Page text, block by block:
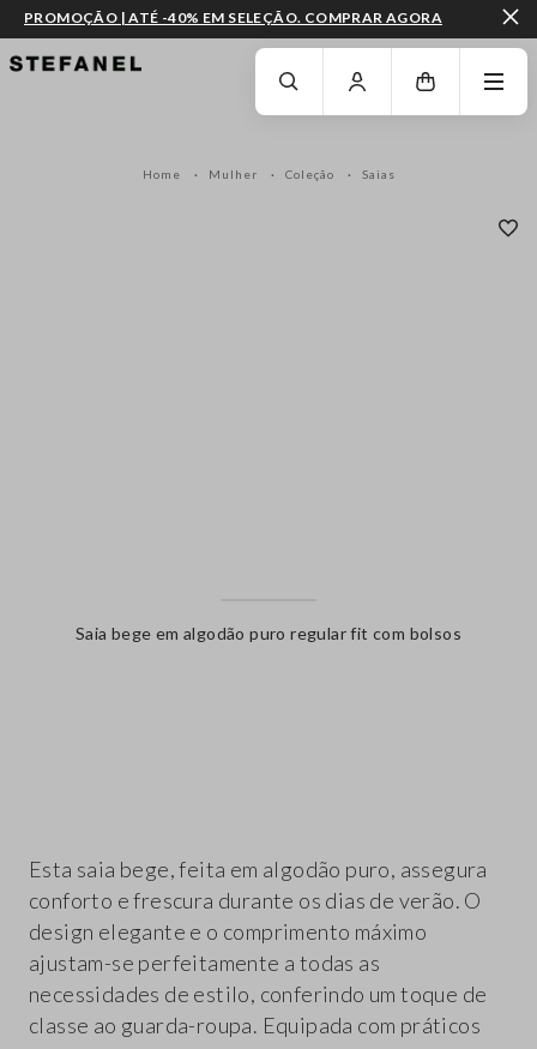
IR PARA O CONTEÚDO PRINCIPAL DESÇA ATÉ AO FIM DA PÁGINA
PROMOÇÃO | ATÉ -40% EM SELEÇÃO. COMPRAR AGORA
Home Mulher Coleção Saias
Saia bege em algodão puro regular fit com bolsos
Esta saia bege, feita em algodão puro, assegura
conforto e frescura durante os dias de verão. O
design elegante e o comprimento máximo
ajustam-se perfeitamente a todas as
necessidades de estilo, conferindo um toque de
classe ao guarda-roupa. Equipada com práticos